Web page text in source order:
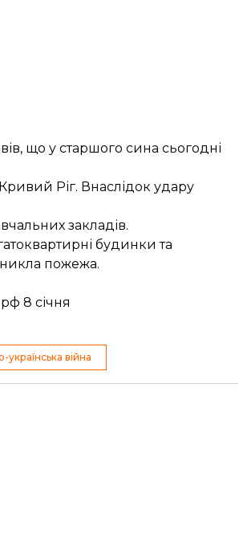
що у старшого сина сьогодні
Ріг. Внаслідок удару
закладів.
будинки та
пожежа.
8 січня
українська війна